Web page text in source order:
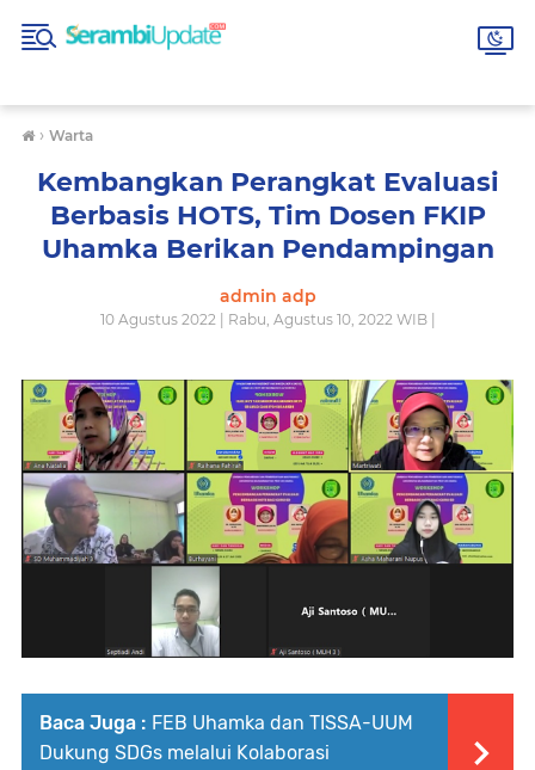
› Warta
Kembangkan Perangkat Evaluasi
Berbasis HOTS, Tim Dosen FKIP
Uhamka Berikan Pendampingan
admin adp
10 Agustus 2022 | Rabu, Agustus 10, 2022 WIB |
Baca Juga : FEB Uhamka dan TISSA-UUM
Dukung SDGs melalui Kolaborasi